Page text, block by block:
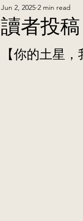
讀者投稿
Jun 2, 2025 2 min read
【你的土星，